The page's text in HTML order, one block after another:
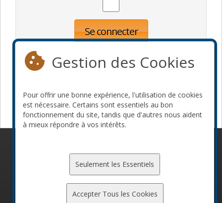
Se connecter
Devenir commanditaire
Gestion des Cookies
Pour offrir une bonne expérience, l'utilisation de cookies
est nécessaire. Certains sont essentiels au bon
fonctionnement du site, tandis que d'autres nous aident
à mieux répondre à vos intérêts.
Seulement les Essentiels
Accepter Tous les Cookies